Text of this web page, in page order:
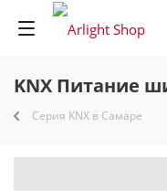
KNX Питание
Серия KNX в Самаре